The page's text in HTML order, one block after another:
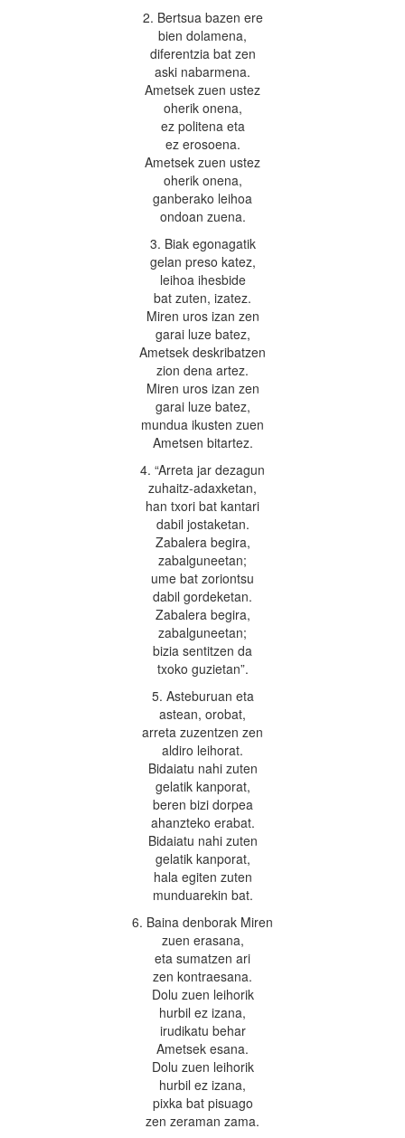
2. Bertsua bazen ere
bien dolamena,
diferentzia bat zen
aski nabarmena.
Ametsek zuen ustez
oherik onena,
ez politena eta
ez erosoena.
Ametsek zuen ustez
oherik onena,
ganberako leihoa
ondoan zuena.
3. Biak egonagatik
gelan preso katez,
leihoa ihesbide
bat zuten, izatez.
Miren uros izan zen
garai luze batez,
Ametsek deskribatzen
zion dena artez.
Miren uros izan zen
garai luze batez,
mundua ikusten zuen
Ametsen bitartez.
4. “Arreta jar dezagun
zuhaitz-adaxketan,
han txori bat kantari
dabil jostaketan.
Zabalera begira,
zabalguneetan;
ume bat zoriontsu
dabil gordeketan.
Zabalera begira,
zabalguneetan;
bizia sentitzen da
txoko guzietan”.
5. Asteburuan eta
astean, orobat,
arreta zuzentzen zen
aldiro leihorat.
Bidaiatu nahi zuten
gelatik kanporat,
beren bizi dorpea
ahanzteko erabat.
Bidaiatu nahi zuten
gelatik kanporat,
hala egiten zuten
munduarekin bat.
6. Baina denborak Miren
zuen erasana,
eta sumatzen ari
zen kontraesana.
Dolu zuen leihorik
hurbil ez izana,
irudikatu behar
Ametsek esana.
Dolu zuen leihorik
hurbil ez izana,
pixka bat pisuago
zen zeraman zama.